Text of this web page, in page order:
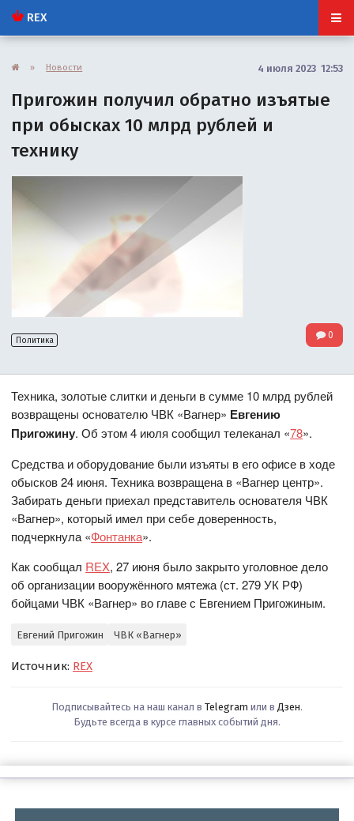
REX
» Новости 4 июля 2023 12:53
Пригожин получил обратно изъятые
при обысках 10 млрд рублей и
технику
Политика 0
Техника, золотые слитки и деньги в сумме 10 млрд рублей
возвращены основателю ЧВК «Вагнер» Евгению
Пригожину. Об этом 4 июля сообщил телеканал «78».
Средства и оборудование были изъяты в его офисе в ходе
обысков 24 июня. Техника возвращена в «Вагнер центр».
Забирать деньги приехал представитель основателя ЧВК
«Вагнер», который имел при себе доверенность,
подчеркнула «Фонтанка».
Как сообщал REX, 27 июня было закрыто уголовное дело
об организации вооружённого мятежа (ст. 279 УК РФ)
бойцами ЧВК «Вагнер» во главе с Евгением Пригожиным.
Евгений Пригожин ЧВК «Вагнер»
Источник: REX
Подписывайтесь на наш канал в Telegram или в Дзен.
Будьте всегда в курсе главных событий дня.